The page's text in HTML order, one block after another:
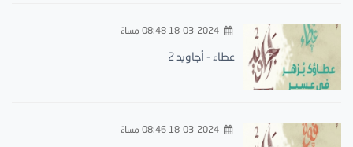
18-03-2024 08:48 مساءً
عطاء - أجاويد 2
18-03-2024 08:46 مساءً